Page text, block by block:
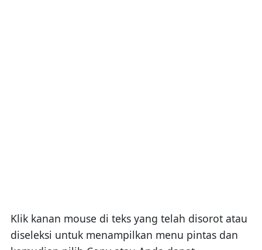
Klik kanan mouse di teks yang telah disorot atau
diseleksi untuk menampilkan menu pintas dan